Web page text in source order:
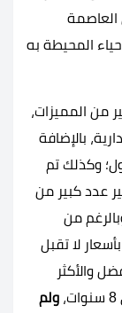
المحيطة به
من المميزات،
بالإضافة
وكذلك تم
عدد كبير من
من
لا تقبل
والأكثر
ولم